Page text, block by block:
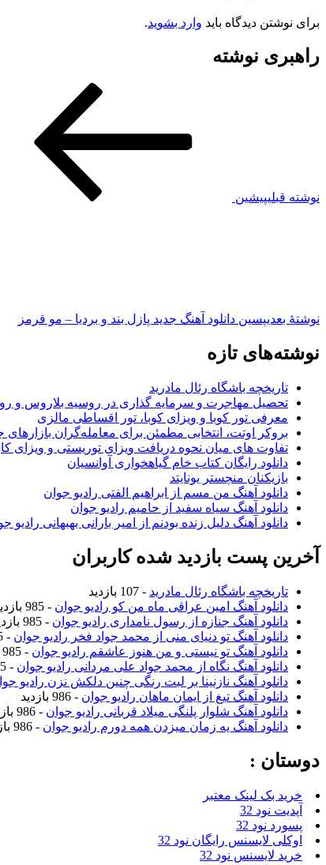
برای نوشتن دیدگاه باید وارد بشوید.
راهبری نوشته
نوشته قبلیپیشین
نوشته‌ٔ بعدیپسین دانلود آهنگ جدید پازل بند و بردیا – مو قرمز
نوشته‌های تازه
تاریخچه باشگاه رئال مادرید
تحصیل مهاجرت و سرمایه گذاری در روسیه بلاروس و
معرفی تور کوبا و ویزای کوبا، تور اقساطی مالزی
بروکر اوتت، انتخابی مطمئن برای معامله‌گران بازارهای
تفاوت های میان نحوه دریافت ویزای توریستی و ویزای کار
دانلود رایگان کتاب خام گیاهخواری آوانسیان
بازیکنان منچستر یونایتد
دانلود آهنگ من مسم از ابراهیم الفتی رادیو جوان
دانلود آهنگ سیاه سفید از حامیم رادیو جوان
دانلود آهنگ دلیل زنده بودنم از امیر بارانی بهبهانی رادیو
آخرین پست بازدید شده کاربران
تاریخچه باشگاه رئال مادرید - 107 بازدید
دانلود آهنگ امین عراقی ماه من کو رادیو جوان - 985 بازدید
دانلود آهنگ جنازه از رسول نامداری رادیو جوان - 985 بازدید
دانلود آهنگ تو دنیای منی از محمد جواد فخر رادیو جوان - 985 بازدید
دانلود آهنگ تو نیستی و من هنوز عاشقم رادیو جوان - 985 بازدید
دانلود آهنگ نگاه از محمد جواد علی مردانی رادیو جوان - 985 بازدید
دانلود آهنگ نازنینا بر لبت رنگی چنین دلکش نزن رادیو
دانلود آهنگ تیغ از ایمان ماهان رادیو جوان - 986 بازدید
دانلود آهنگ شلوار پلنگی میلاد قربانی رادیو جوان - 986 بازدید
دانلود آهنگ یه زمان میزدن همه دورم رادیو جوان - 986 بازدید
دوستان :
خرید بک لینک معتبر
آپدیت نود 32
پسورد نود 32
اوکلی لایسنس رایگان نود 32
خرید لایسنس نود 32